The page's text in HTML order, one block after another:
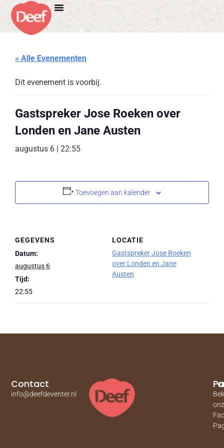
« Alle Evenementen
Dit evenement is voorbij.
Gastspreker Jose Roeken over
Londen en Jane Austen
augustus 6 | 22:55
Toevoegen aan kalender
GEGEVENS
Datum:
augustus 6
Tijd:
22:55
LOCATIE
Gastspreker Jose Roeken
over Londen en Jane
Austen
Contact
info@deefdeventer.nl